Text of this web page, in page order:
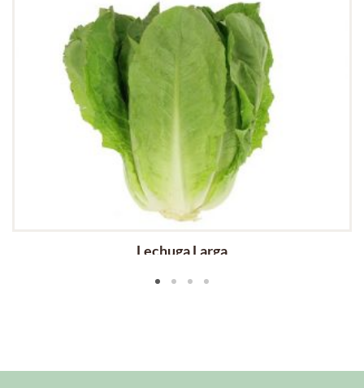
Lechuga Larga